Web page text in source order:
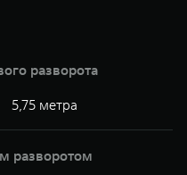
разворота
5,75 метра
разворотом